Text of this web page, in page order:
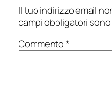
Il tuo indirizzo email
campi obbligatori
Commento*